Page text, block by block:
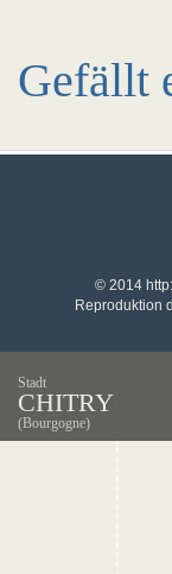
Gefällt
© 2014
Reproduktion
Stadt
CHITRY
(Bourgogne)